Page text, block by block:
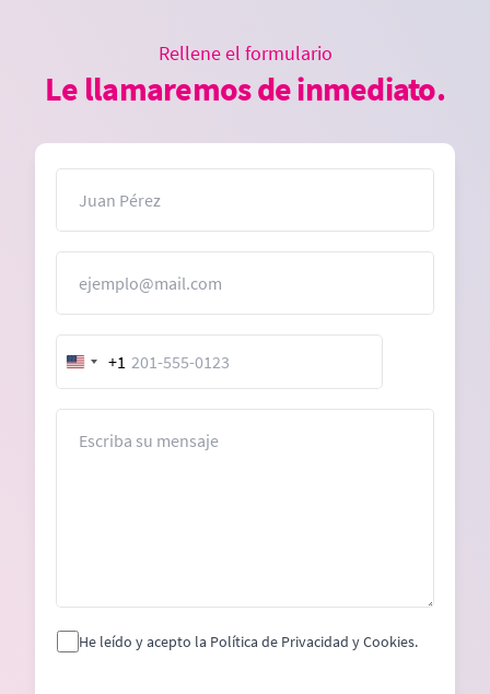
Rellene el formulario
Le llamaremos de inmediato.
United
States
+1
He leído y acepto la Política de Privacidad y Cookies.